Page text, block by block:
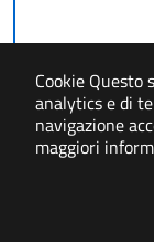
Cookie Questo
analytics e di
navigazione
maggiori